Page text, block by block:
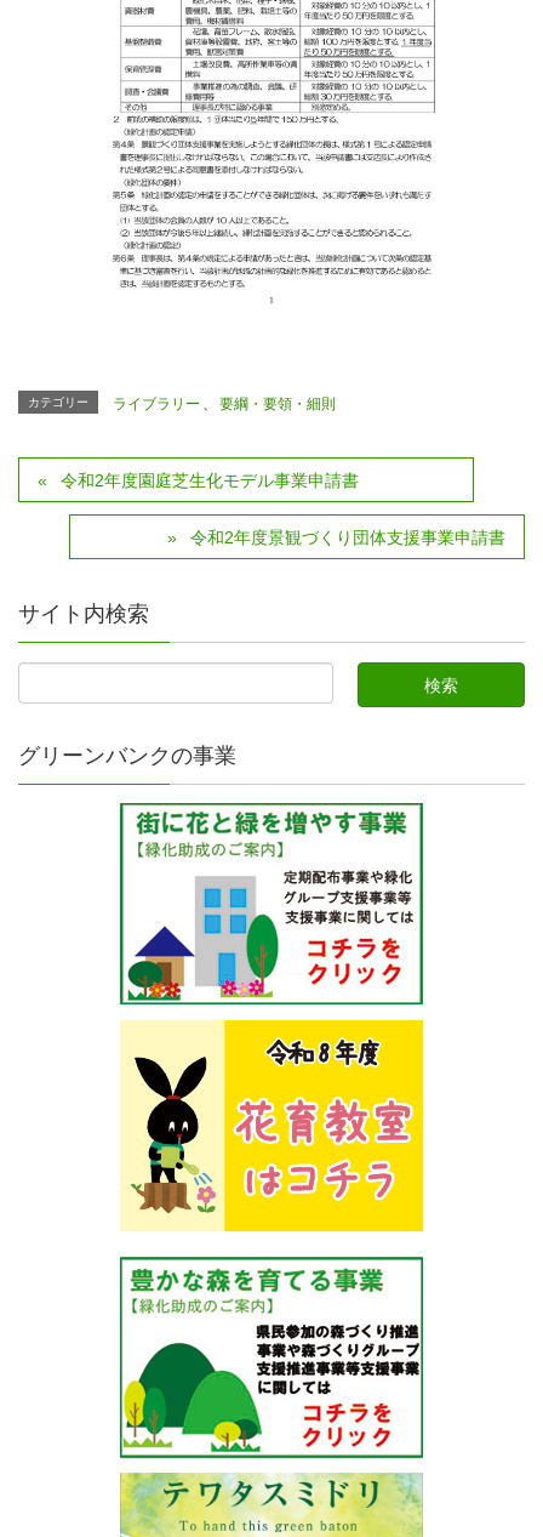
カテゴリー ライブラリー 、 要綱・要領・細則
令和2年度園庭芝生化モデル事業申請書
令和2年度景観づくり団体支援事業申請書
サイト内検索
グリーンバンクの事業